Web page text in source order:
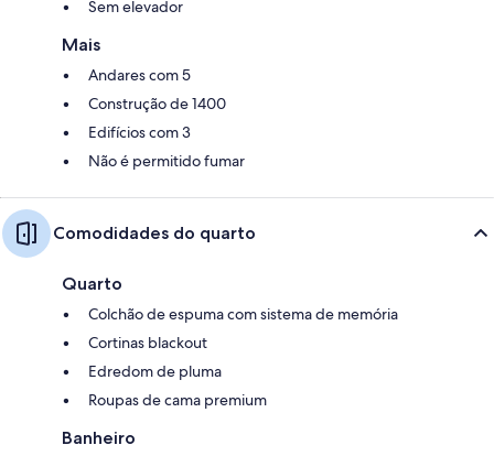
Sem elevador
Mais
Andares com 5
Construção de 1400
Edifícios com 3
Não é permitido fumar
Comodidades do quarto
Quarto
Colchão de espuma com sistema de memória
Cortinas blackout
Edredom de pluma
Roupas de cama premium
Banheiro